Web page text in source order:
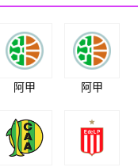
阿甲 阿甲